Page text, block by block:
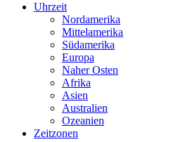
Uhrzeit
Nordamerika
Mittelamerika
Südamerika
Europa
Naher Osten
Afrika
Asien
Australien
Ozeanien
Zeitzonen